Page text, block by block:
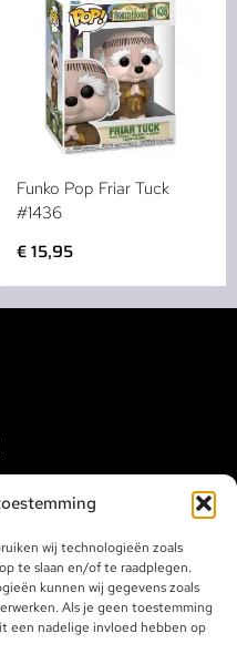
wij technologieën zoals
te slaan en/of te raadplegen.
kunnen wij gegevens zoals
Als je geen toestemming
een nadelige invloed hebben op
Funko Pop Friar Tuck
#1436
€15,95